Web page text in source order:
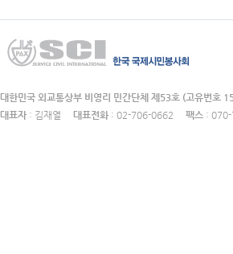
대한민국 외교통상부 비영리 민간단체 제53호 (고유번호
대표자 : 김재열 대표전화 : 02-706-0662 팩스 :